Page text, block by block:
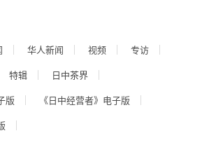
华人新闻 视频
专访
特辑
日中茶界
版
《日中经营者》电子版